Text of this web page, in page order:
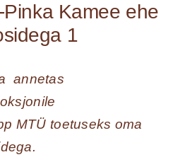
Kamee ehe
1
annetas
MTÜ toetuseks oma